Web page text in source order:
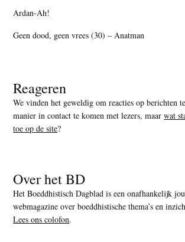
Ardan-Ah!
Geen dood, geen vrees (30) – Anatman
Reageren
We vinden het geweldig om reacties op berichten
manier in contact te komen met lezers, maarwat
toe op de site?
Over het BD
Het Boeddhistisch Dagblad is een onafhankelijk
webmagazine over boeddhistische thema’s en
Lees ons colofon.